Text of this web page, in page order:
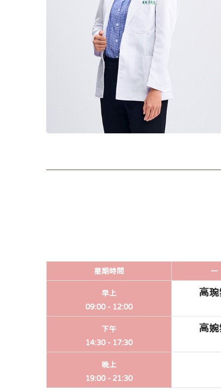
星期 時間 一
早上
09:00 - 12:00
高琬
下午
14:30 - 17:30
高婉
晚上
19:00 - 21:30